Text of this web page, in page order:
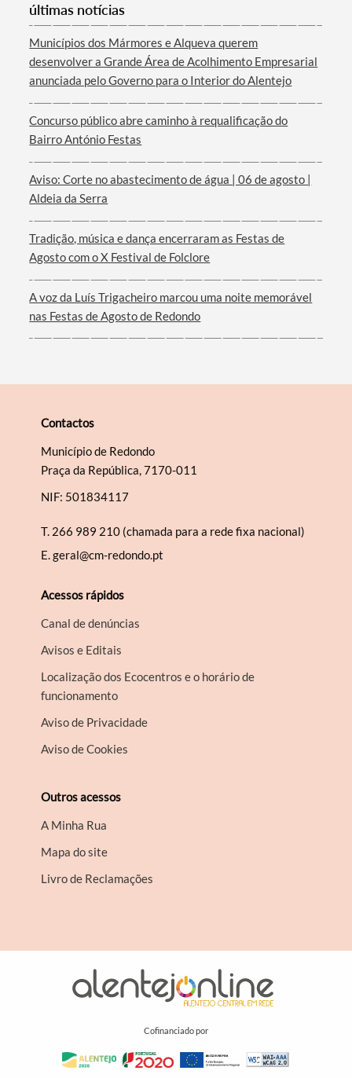
Termo de Pesquisa
Categorias gerais
Filtros
últimas notícias
Municípios dos Mármores e Alqueva querem
desenvolver a Grande Área de Acolhimento Empresarial
anunciada pelo Governo para o Interior do Alentejo
Concurso público abre caminho à requalificação do
Bairro António Festas
Aviso: Corte no abastecimento de água | 06 de agosto |
Aldeia da Serra
Tradição, música e dança encerraram as Festas de
Agosto com o X Festival de Folclore
A voz da Luís Trigacheiro marcou uma noite memorável
nas Festas de Agosto de Redondo
Contactos
Município de Redondo
Praça da República, 7170-011
NIF: 501834117
T. 266 989 210 (chamada para a rede fixa nacional)
E.geral@cm-redondo.pt
Acessos rápidos
Canal de denúncias
Avisos e Editais
Localização dos Ecocentros e o horário de
funcionamento
Aviso de Privacidade
Aviso de Cookies
Outros acessos
A Minha Rua
Mapa do site
Livro de Reclamações
Cofinanciado por